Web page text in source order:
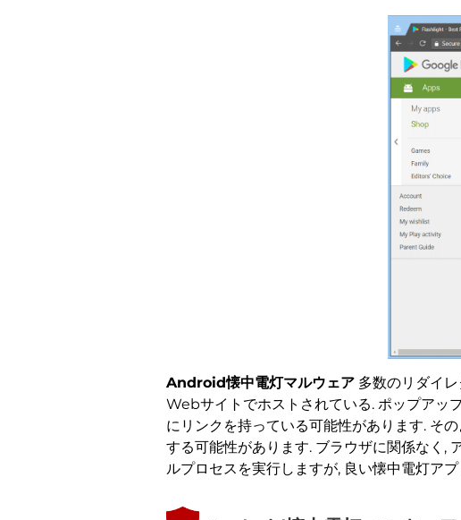
Android懐中電灯マルウェア 多数のリダイ
Webサイトでホストされている. ポップアッ
にリンクを持っている可能性があります. そ
する可能性があります. ブラウザに関係なく,
ルプロセスを実行しますが, 良い懐中電灯ア